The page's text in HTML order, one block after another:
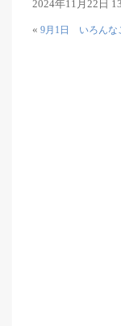
2024年11月22日
« 9月1日 いろんな